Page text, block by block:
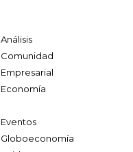
Análisis
Comunidad
Empresarial
Economía
Eventos
Globoeconomía